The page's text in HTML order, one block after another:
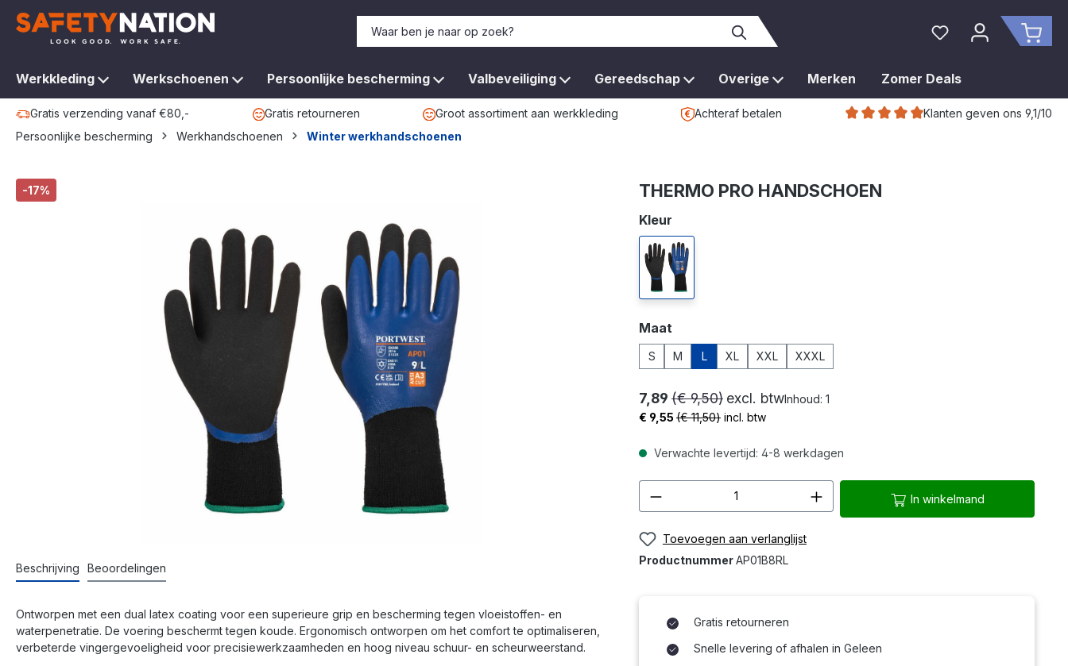
Ga naar de hoofdnavigatie
Je hebt 0 items op
Werkkleding Werkschoenen Persoonlijke bescherming Valbeveiliging Gereedschap Overige Merken Zomer Deals
Gratis verzending vanaf €80,- Gratis retourneren Groot assortiment aan werkkleding Achteraf betalen
Klanten geven ons 9,1/10
Persoonlijke bescherming
Werkhandschoenen Winter werkhandschoenen
Afbeeldingengalerij overslaan
-17%
Beschrijving Beoordelingen
Ontworpen met een dual latex coating voor een superieure grip en bescherming tegen vloeistoffen- en
waterpenetratie. De voering beschermt tegen koude. Ergonomisch ontworpen om het comfort te optimaliseren,
verbeterde vingergevoeligheid voor precisiewerkzaamheden en hoog niveau schuur- en scheurweerstand.
THERMO PRO HANDSCHOEN
Selecteer
Kleur
blauw/zwart
Selecteer
Maat
S M L XL XXL XXXL
7,89 (€ 9,50) excl. btwInhoud: 1
€ 9,55 (€ 11,50) incl. btw
Verwachte levertijd: 4-8 werkdagen
Producthoeveelheid: Voer de gewenste
In winkelmand
Toevoegen aan verlanglijst
ProductnummerAP01B8RL
Gratis retourneren
Snelle levering of afhalen in Geleen